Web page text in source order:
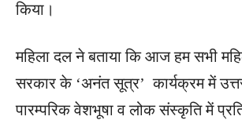
किया।
महिला दल ने बताया कि आज हम सभी
सरकार के ‘अनंत सूत्र’ कार्यक्रम में
पारम्परिक वेशभूषा व लोक संस्कृति में